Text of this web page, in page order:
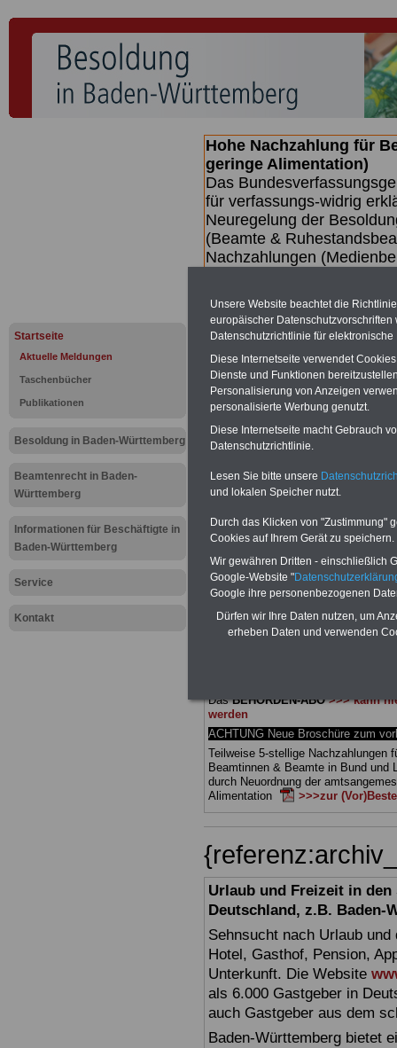
Startseite
Aktuelle Meldungen
Taschenbücher
Publikationen
Besoldung in Baden-Württemberg
Beamtenrecht in Baden-
Württemberg
Informationen für Beschäftigte in
Baden-Württemberg
Service
Kontakt
Hohe Nachzahlung für
geringe Alimentation)
Das
für verfassungs-widrig
Neuregelung der
(Beamte &
Nachzahlungen
dem Beschluss des
wird (wahrscheinlich im
Broschüre
Meldung
für alle?
BEHÖRDEN-ABOmit 3 Ratgebern
25,00 Euro: Wissenswertes für
und Beamte, Beamten-
(Bund/Länder) sowie Beihilferecht
Ländern. Alle drei Ratgeber sind
gegliedert und erläutern auch
DasBEHÖRDEN-ABO >>> kann
werden
ACHTUNG Neue Broschüre zum
Teilweise 5-stellige Nachzahlungen
Beamtinnen & Beamte in Bund und
durch Neuordnung der
Alimentation
>>>zur
Urlaub und Freizeit in
Deutschland, z.B. Baden-
Sehnsucht nach Urlaub
Hotel, Gasthof, Pension,
Unterkunft. Die Website
als 6.000 Gastgeber in
auch Gastgeber aus dem
Baden-Württemberg bietet
Unsere Website beachtet die
europäischer
Datenschutzrichtlinie für
Diese Internetseite verwendet
Dienste und Funktionen
Personalisierung von Anzeigen
personalisierte Werbung genutzt.
Diese Internetseite macht Gebrauch
Datenschutzrichtlinie.
Lesen Sie bitte unsere
und lokalen Speicher nutzt.
Durch das Klicken von "Zustimmung"
Cookies auf Ihrem Gerät zu speichern.
Wir gewähren Dritten - einschließlich
Google-Website "
Google ihre personenbezogenen
Dürfen wir Ihre Daten nutzen, um
erheben Daten und verwenden